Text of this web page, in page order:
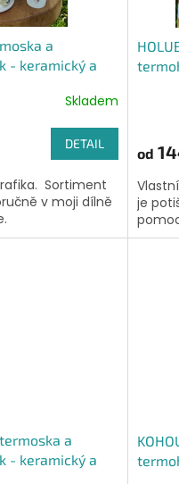
a
- keramický a
Skladem
DETAIL
Sortiment
v moji dílně
od
je
a
- keramický a